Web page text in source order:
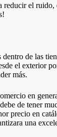
el
de las
el exterior
más.
en
de tener
precio en
una